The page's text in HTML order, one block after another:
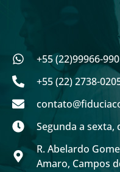
+55 (22)99966-
+55 (22) 2738-
Segunda a sexta,
R. Abelardo
Amaro, Campos